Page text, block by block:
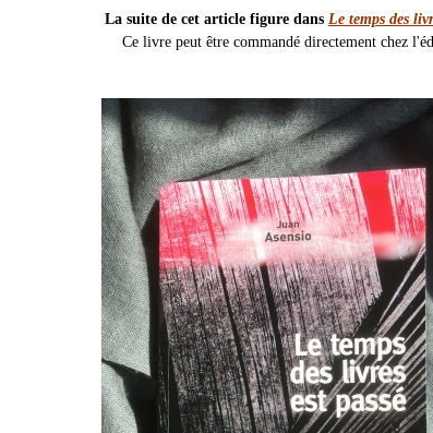
La suite de cet article figure dans Le temps des
Ce livre peut être commandé directement chez